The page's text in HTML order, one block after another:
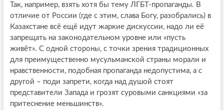
Так, например, взять хотя бы тему ЛГБТ-пропаганды. В
отличие от России (где с этим, слава Богу, разобрались) в
Казахстане всё ещё идут жаркие дискуссии, надо ли её
запрещать на законодательном уровне или «пусть
живёт». С одной стороны, с точки зрения традиционных
для преимущественно мусульманской страны морали и
нравственности, подобная пропаганда недопустима, а с
другой – поди запрети, когда над душой стоят
представители Запада и грозят суровыми санкциями «за
притеснение меньшинств».